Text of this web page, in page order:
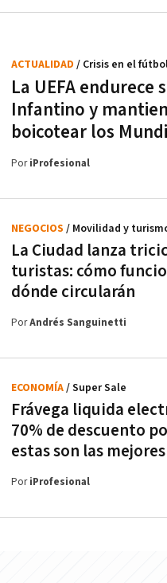
La UEFA endurece
Infantino y
boicotear los
ACTUALIDAD / Crisis en el
PoriProfesional
La Ciudad lanza
turistas: cómo
dónde circularán
NEGOCIOS / Movilidad y
PorAndrés Sanguinetti
Frávega liquida
70% de descuento
estas son las
ECONOMÍA/ Super Sale
PoriProfesional